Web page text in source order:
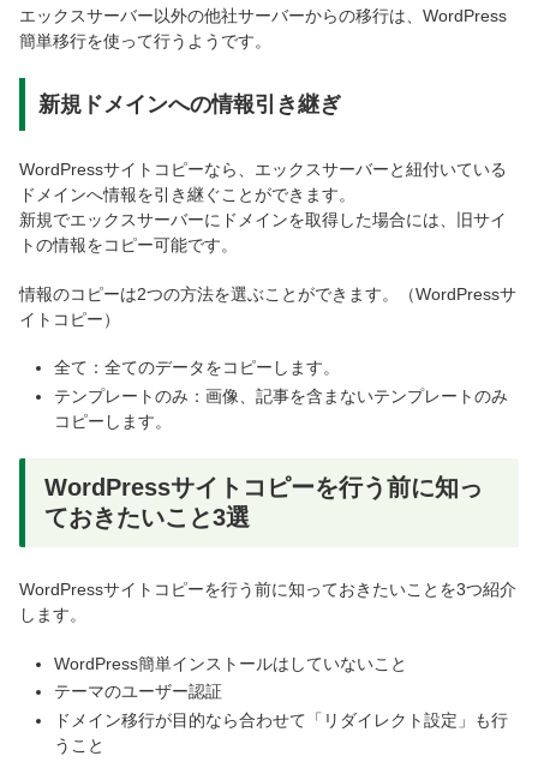
エックスサーバー以外の他社サーバーからの移行は、WordPress
簡単移行を使って行うようです。
新規ドメインへの情報引き継ぎ
WordPressサイトコピーなら、エックスサーバーと紐付いている
ドメインへ情報を引き継ぐことができます。
新規でエックスサーバーにドメインを取得した場合には、旧サイ
トの情報をコピー可能です。
情報のコピーは2つの方法を選ぶことができます。（WordPressサ
イトコピー）
全て：全てのデータをコピーします。
テンプレートのみ：画像、記事を含まないテンプレートのみ
コピーします。
WordPressサイトコピーを行う前に知っ
ておきたいこと3選
WordPressサイトコピーを行う前に知っておきたいことを3つ紹介
します。
WordPress簡単インストールはしていないこと
テーマのユーザー認証
ドメイン移行が目的なら合わせて「リダイレクト設定」も行
うこと